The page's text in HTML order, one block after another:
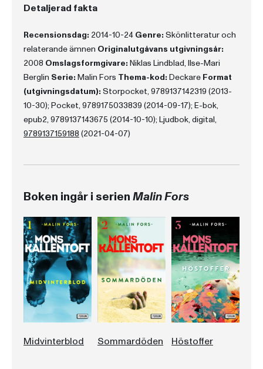
Detaljerad fakta
Recensionsdag: 2014-10-24 Genre: Skönlitteratur och
relaterande ämnen Originalutgåvans utgivningsår:
2008 Omslagsformgivare: Niklas Lindblad, Ilse-Mari
Berglin Serie: Malin Fors Thema-kod: Deckare Format
(utgivningsdatum): Storpocket, 9789137142319 (2013-
10-30); Pocket, 9789175033839 (2014-09-17); E-bok,
epub2, 9789137143675 (2014-10-10); Ljudbok, digital,
9789137159188 (2021-04-07)
Boken ingår i serienMalin Fors
Midvinterblod Sommardöden Höstoffer